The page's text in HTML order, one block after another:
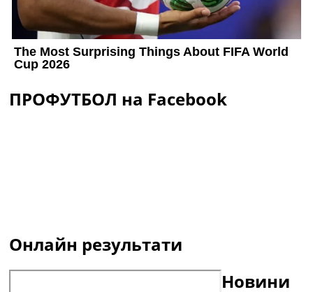
ПРОФУТБОЛ на Facebook
Онлайн результати
Новини